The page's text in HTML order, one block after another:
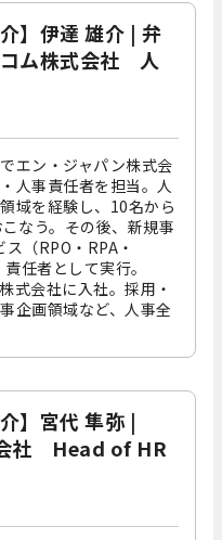
介】伊達 雄介 | 弁
ム株式会社 人
エン・ジャパン株式会
人事責任者を担当。人
域を経験し、10名から
なう。その後、新規事
（RPO・RPA・
任者として実行。
式会社に入社。採用・
企画領域など、人事全
】宮代 隼弥 |
社 Head of HR